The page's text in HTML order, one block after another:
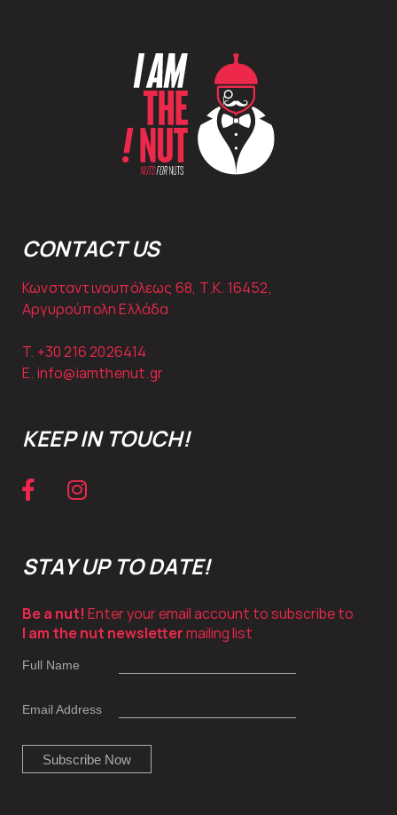
CONTACT US
Κωνσταντινουπόλεως 68, Τ.Κ. 16452,
Αργυρούπολη Ελλάδα
T. +30216 2026414
E. info@iamthenut.gr
KEEP IN TOUCH!
STAY UP TO DATE!
Be a nut! Enter your email account to subscribe to
I am the nut newslettermailing list
Full Name
Email Address